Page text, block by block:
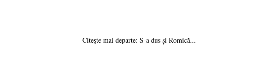
Citește mai departe: S-a dus și Romică...